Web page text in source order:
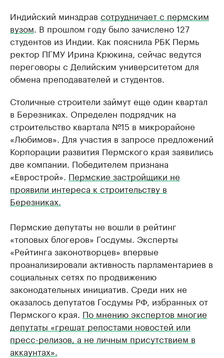
Индийский минздрав сотрудничает с пермским
вузом . В прошлом году было зачислено 127
студентов из Индии. Как пояснила РБК Пермь
ректор ПГМУ Ирина Крюкина, сейчас ведутся
переговоры с Делийским университетом для
обмена преподавателей и студентов.
Столичные строители займут еще один квартал
в Березниках. Определен подрядчик на
строительство квартала №15 в микрорайоне
«Любимов». Для участия в запросе предложений
Корпорации развития Пермского края заявились
две компании. Победителем признана
«Еврострой». Пермские застройщики не
проявили интереса к строительству в
Березниках.
Пермские депутаты не вошли в рейтинг
«топовых блогеров» Госдумы. Эксперты
«Рейтинга законотворцев» впервые
проанализировали активность парламентариев в
социальных сетях по продвижению
законодательных инициатив. Среди них не
оказалось депутатов Госдумы РФ, избранных от
Пермского края. По мнению экспертов многие
депутаты «грешат репостами новостей или
пресс-релизов, а не личным присутствием в
аккаунтах».